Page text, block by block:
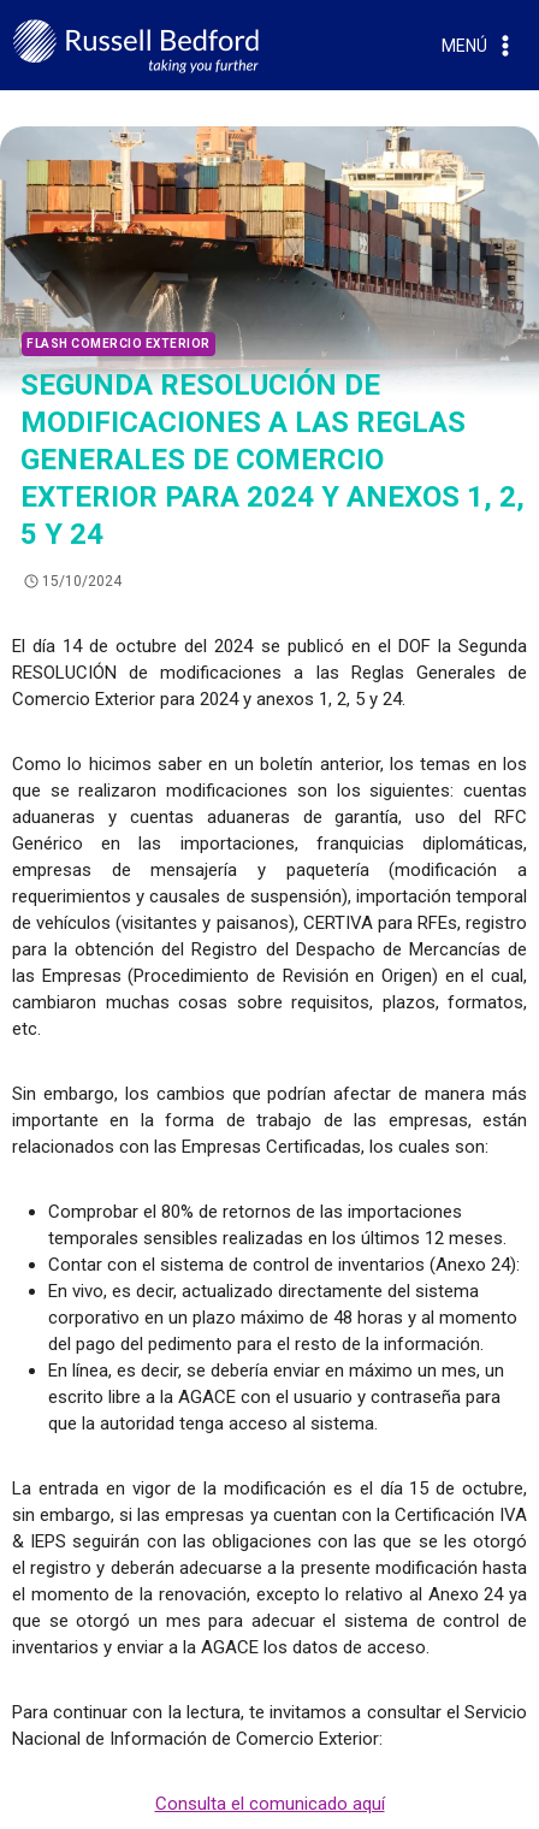
MENÚ
FLASH COMERCIO EXTERIOR
SEGUNDA RESOLUCIÓN DE
MODIFICACIONES A LAS REGLAS
GENERALES DE COMERCIO
EXTERIOR PARA 2024 Y ANEXOS 1, 2,
5 Y 24
15/10/2024
El día 14 de octubre del 2024 se publicó en el DOF la Segunda
RESOLUCIÓN de modificaciones a las Reglas Generales de
Comercio Exterior para 2024 y anexos 1, 2, 5 y 24.
Como lo hicimos saber en un boletín anterior, los temas en los
que se realizaron modificaciones son los siguientes: cuentas
aduaneras y cuentas aduaneras de garantía, uso del RFC
Genérico en las importaciones, franquicias diplomáticas,
empresas de mensajería y paquetería (modificación a
requerimientos y causales de suspensión), importación temporal
de vehículos (visitantes y paisanos), CERTIVA para RFEs, registro
para la obtención del Registro del Despacho de Mercancías de
las Empresas (Procedimiento de Revisión en Origen) en el cual,
cambiaron muchas cosas sobre requisitos, plazos, formatos,
etc.
Sin embargo, los cambios que podrían afectar de manera más
importante en la forma de trabajo de las empresas, están
relacionados con las Empresas Certificadas, los cuales son:
Comprobar el 80% de retornos de las importaciones
temporales sensibles realizadas en los últimos 12 meses.
Contar con el sistema de control de inventarios (Anexo 24):
En vivo, es decir, actualizado directamente del sistema
corporativo en un plazo máximo de 48 horas y al momento
del pago del pedimento para el resto de la información.
En línea, es decir, se debería enviar en máximo un mes, un
escrito libre a la AGACE con el usuario y contraseña para
que la autoridad tenga acceso al sistema.
La entrada en vigor de la modificación es el día 15 de octubre,
sin embargo, si las empresas ya cuentan con la Certificación IVA
& IEPS seguirán con las obligaciones con las que se les otorgó
el registro y deberán adecuarse a la presente modificación hasta
el momento de la renovación, excepto lo relativo al Anexo 24 ya
que se otorgó un mes para adecuar el sistema de control de
inventarios y enviar a la AGACE los datos de acceso.
Para continuar con la lectura, te invitamos a consultar el Servicio
Nacional de Información de Comercio Exterior:
Consulta el comunicado aquí